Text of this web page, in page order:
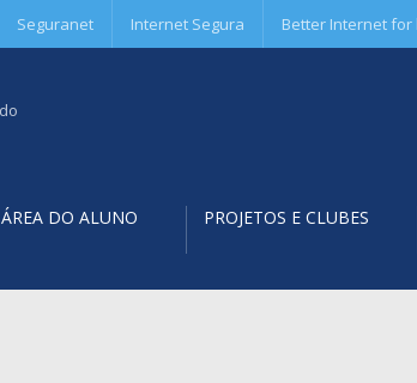
Seguranet Internet Segura Better Internet for
ÁREA DO ALUNO PROJETOS E CLUBES